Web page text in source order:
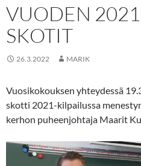
VUODEN
SKOTIT
26.3.2022 MARIK
Vuosikokouksen yhteydessä
skotti 2021-kilpailussa
kerhon puheenjohtaja Maarit